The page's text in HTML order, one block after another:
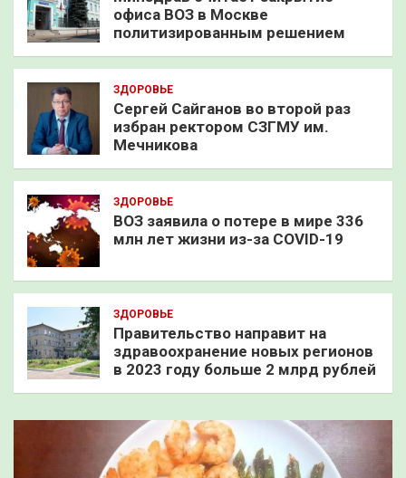
офиса ВОЗ в Москве
политизированным решением
ЗДОРОВЬЕ
Сергей Сайганов во второй раз
избран ректором СЗГМУ им.
Мечникова
ЗДОРОВЬЕ
ВОЗ заявила о потере в мире 336
млн лет жизни из-за COVID-19
ЗДОРОВЬЕ
Правительство направит на
здравоохранение новых регионов
в 2023 году больше 2 млрд рублей